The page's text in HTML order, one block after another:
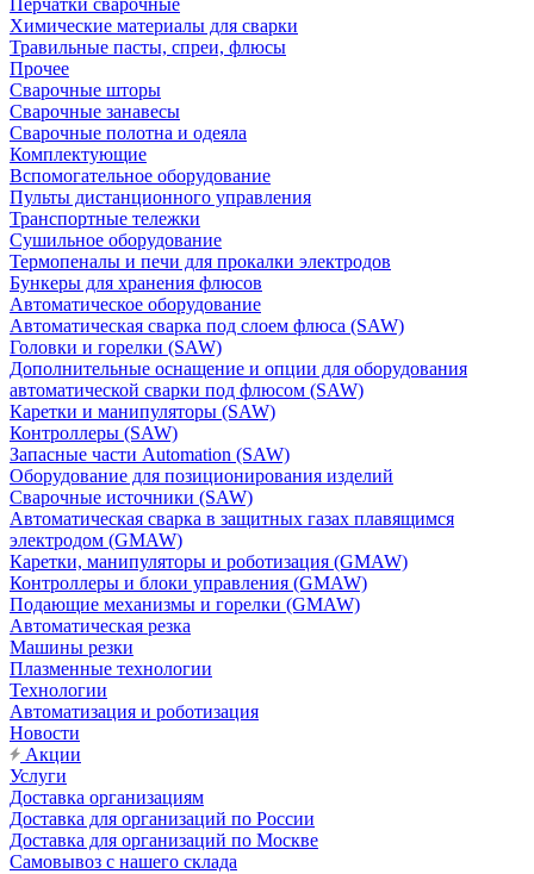
Перчатки сварочные
Химические материалы для сварки
Травильные пасты, спреи, флюсы
Прочее
Сварочные шторы
Сварочные занавесы
Сварочные полотна и одеяла
Комплектующие
Вспомогательное оборудование
Пульты дистанционного управления
Транспортные тележки
Сушильное оборудование
Термопеналы и печи для прокалки электродов
Бункеры для хранения флюсов
Автоматическое оборудование
Автоматическая сварка под слоем флюса (SAW)
Головки и горелки (SAW)
Дополнительные оснащение и опции для оборудования
автоматической сварки под флюсом (SAW)
Каретки и манипуляторы (SAW)
Контроллеры (SAW)
Запасные части Automation (SAW)
Оборудование для позиционирования изделий
Сварочные источники (SAW)
Автоматическая сварка в защитных газах плавящимся
электродом (GMAW)
Каретки, манипуляторы и роботизация (GMAW)
Контроллеры и блоки управления (GMAW)
Подающие механизмы и горелки (GMAW)
Автоматическая резка
Машины резки
Плазменные технологии
Технологии
Автоматизация и роботизация
Новости
Акции
Услуги
Доставка организациям
Доставка для организаций по России
Доставка для организаций по Москве
Самовывоз с нашего склада